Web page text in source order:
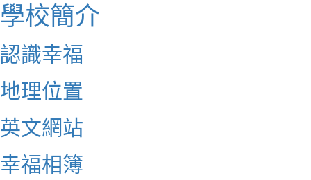
學校簡介
認識幸福
地理位置
英文網站
幸福相簿